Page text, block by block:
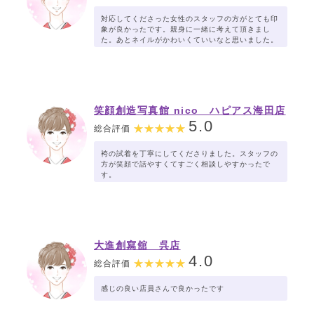
対応してくださった女性のスタッフの方がとても印
象が良かったです。親身に一緒に考えて頂きまし
た。あとネイルがかわいくていいなと思いました。
笑顔創造写真館 nico ハピアス海田店
総合評価 5.0
袴の試着を丁寧にしてくださりました。スタッフの
方が笑顔で話やすくてすごく相談しやすかったで
す。
大進創寫舘 呉店
総合評価 4.0
感じの良い店員さんで良かったです